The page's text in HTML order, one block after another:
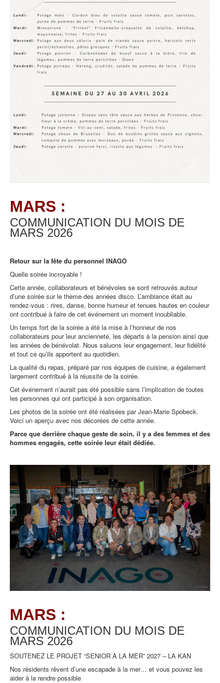
MARS :
COMMUNICATION DU MOIS DE
MARS 2026
Retour sur la fête du personnel INAGO
Quelle soirée incroyable !
Cette année, collaborateurs et bénévoles se sont retrouvés autour
d’une soirée sur le thème des années disco. L’ambiance était au
rendez-vous : rires, danse, bonne humeur et tenues hautes en couleur
ont contribué à faire de cet événement un moment inoubliable.
Un temps fort de la soirée a été la mise à l’honneur de nos
collaborateurs pour leur ancienneté, les départs à la pension ainsi que
les années de bénévolat. Nous saluons leur engagement, leur fidélité
et tout ce qu’ils apportent au quotidien.
La qualité du repas, préparé par nos équipes de cuisine, a également
largement contribué à la réussite de la soirée.
Cet événement n’aurait pas été possible sans l’implication de toutes
les personnes qui ont participé à son organisation.
Les photos de la soirée ont été réalisées par Jean-Marie Spobeck.
Voici un aperçu avec nos décorées de cette année.
Parce que derrière chaque geste de soin, il y a des femmes et des
hommes engagés, cette soirée leur était dédiée.
MARS :
COMMUNICATION DU MOIS DE
MARS 2026
SOUTENEZ LE PROJET “SENIOR À LA MER” 2027 – LA KAN
Nos résidents rêvent d’une escapade à la mer… et vous pouvez les
aider à la rendre possible